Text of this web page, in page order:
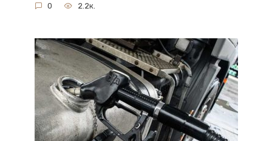
0 2.2к.